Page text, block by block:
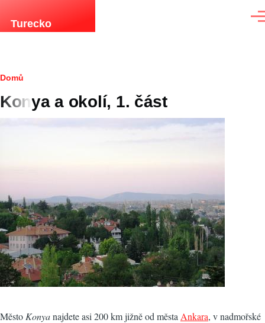
Turecko
Drobečková
navigace
Domů
Konya a okolí, 1. část
Město Konyanajdete asi 200 km jižně od města Ankara, v nadmořské